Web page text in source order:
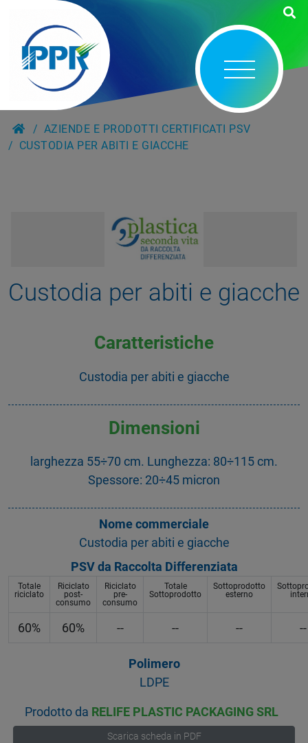
AZIENDE E PRODOTTI CERTIFICATI PSV
CUSTODIA PER ABITI E GIACCHE
Custodia per abiti e giacche
Caratteristiche
Custodia per abiti e giacche
Dimensioni
larghezza 55÷70 cm. Lunghezza: 80÷115 cm.
Spessore: 20÷45 micron
Nome commerciale
Custodia per abiti e giacche
PSV da Raccolta Differenziata
Totale
riciclato
Riciclato
post-
consumo
Riciclato
pre-
consumo
Totale
Sottoprodotto
Sottoprodotto
esterno
60% 60% -- -- -- --
Polimero
LDPE
Prodotto da RELIFE PLASTIC PACKAGING SRL
Scarica scheda in PDF